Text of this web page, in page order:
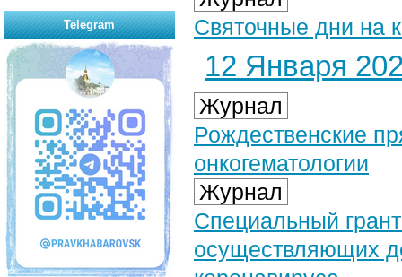
Святочные дни на
12 Января
Журнал
Рождественские
онкогематологии
Журнал
Специальный
осуществляющих
Telegram